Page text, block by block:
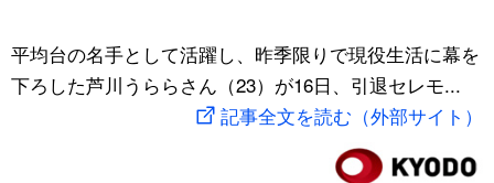
文化
動画/Live
スポーツ・東京2020
平均台の名手として活躍し、昨季限りで現役生活に幕を
下ろした芦川うららさん（23）が16日、引退セレモ...
記事全文を読む（外部サイト）